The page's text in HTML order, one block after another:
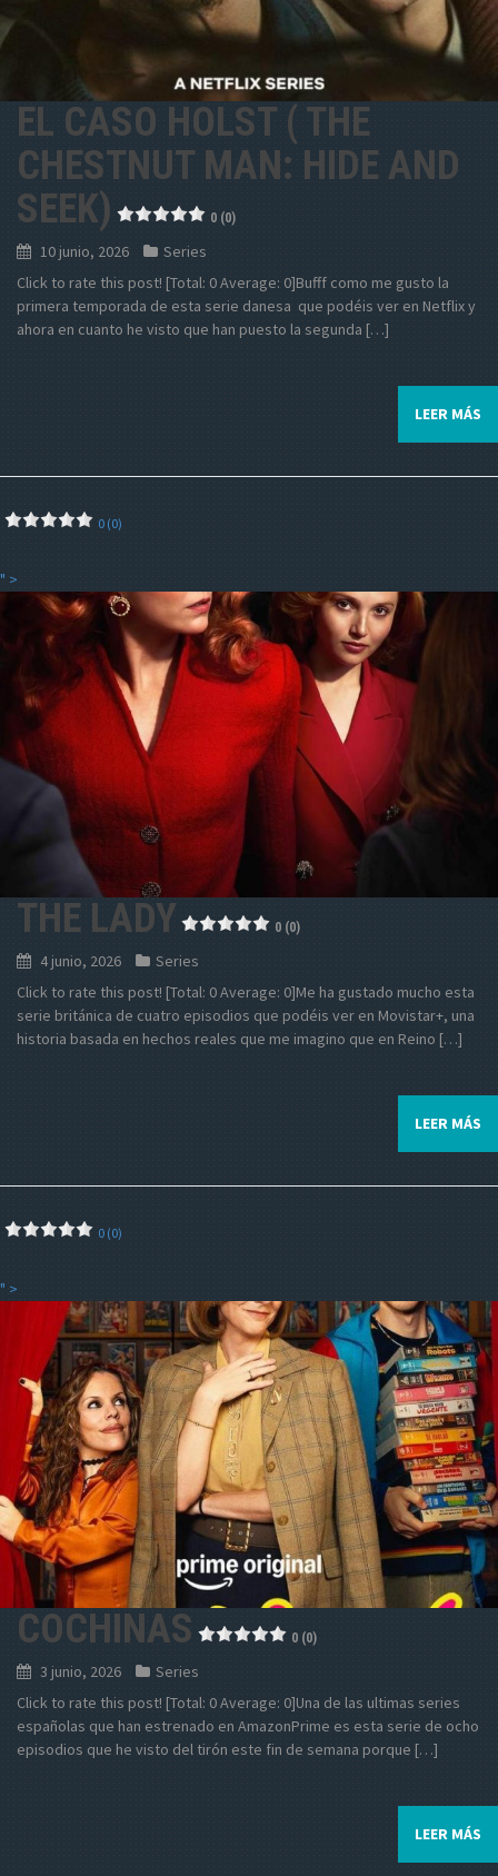
EL CASO HOLST ( THE
CHESTNUT MAN: HIDE AND
SEEK)
0 (0)
10 junio, 2026
Series
Click to rate this post! [Total: 0 Average: 0]Bufff como me gusto la
primera temporada de esta serie danesa que podéis ver en Netflix y
ahora en cuanto he visto que han puesto la segunda […]
LEER MÁS
0 (0)
" >
THE LADY 0 (0)
4 junio, 2026
Series
Click to rate this post! [Total: 0 Average: 0]Me ha gustado mucho esta
serie británica de cuatro episodios que podéis ver en Movistar+, una
historia basada en hechos reales que me imagino que en Reino […]
LEER MÁS
0 (0)
" >
COCHINAS 0 (0)
3 junio, 2026
Series
Click to rate this post! [Total: 0 Average: 0]Una de las ultimas series
españolas que han estrenado en AmazonPrime es esta serie de ocho
episodios que he visto del tirón este fin de semana porque […]
LEER MÁS